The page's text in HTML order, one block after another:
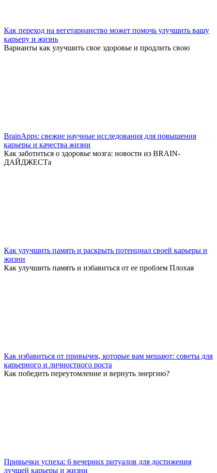
Как переход на вегетарианство может помочь улучшить вашу
карьеру и жизнь
Варианты как улучшить свое здоровье и продлить свою
BrainApps: свежие научные исследования для повышения
карьеры и качества жизни
Как заботиться о здоровье мозга: новости из BRAIN-
ДАЙДЖЕСТа
Как улучшить память и раскрыть потенциал своей карьеры и
жизни
Как улучшить память и избавиться от ее проблем Плохая
Как избавиться от привычек, которые вам мешают: советы для
карьерного и личностного роста
Как победить переутомление и вернуть энергию?
Привычки успеха: 6 вечерних ритуалов для достижения
лучшей карьеры и жизни